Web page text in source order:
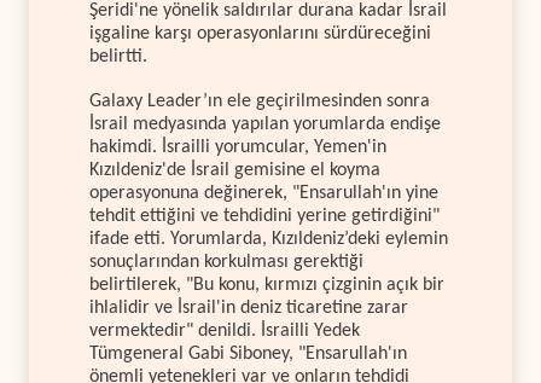
Şeridi'ne yönelik saldırılar durana kadar İsrail
işgaline karşı operasyonlarını sürdüreceğini
belirtti.
Galaxy Leader’ın ele geçirilmesinden sonra
İsrail medyasında yapılan yorumlarda endişe
hakimdi. İsrailli yorumcular, Yemen'in
Kızıldeniz'de İsrail gemisine el koyma
operasyonuna değinerek, "Ensarullah'ın yine
tehdit ettiğini ve tehdidini yerine getirdiğini"
ifade etti. Yorumlarda, Kızıldeniz’deki eylemin
sonuçlarından korkulması gerektiği
belirtilerek, "Bu konu, kırmızı çizginin açık bir
ihlalidir ve İsrail'in deniz ticaretine zarar
vermektedir" denildi. İsrailli Yedek
Tümgeneral Gabi Siboney, "Ensarullah'ın
önemli yetenekleri var ve onların tehdidi